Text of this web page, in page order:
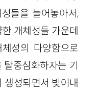
들을 늘어놓아서,
개체성들 가운데
성의 다양함으로
중심화하자는 기
생성되면서 빚어내